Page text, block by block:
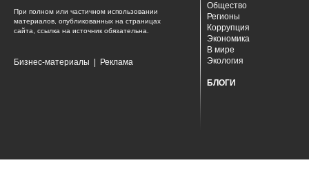
При полном или частичном использовании
материалов, опубликованных на страницах
сайта, ссылка на источник обязательна.
Бизнес-материалы Реклама
Общество
Регионы
Коррупция
Экономика
В мире
Экология
БЛОГИ